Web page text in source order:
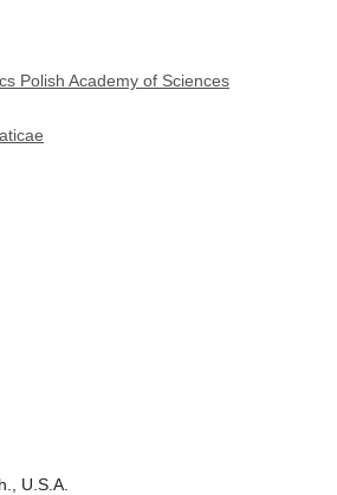
Polish Academy of Sciences
U.S.A.